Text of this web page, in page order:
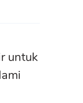
untuk